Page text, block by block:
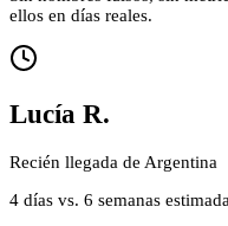
ellos en días reales.
Lucía R.
Recién llegada de Argentina
4 días vs. 6 semanas